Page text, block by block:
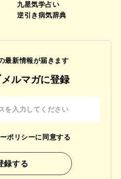
九星気学占い
逆引き病気辞典
最新情報が届きます
メルマガに登録
ポリシーに同意する